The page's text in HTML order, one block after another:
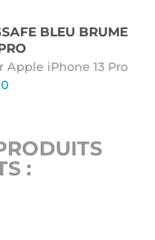
BLEU BRUME
Apple iPhone 13 Pro
: